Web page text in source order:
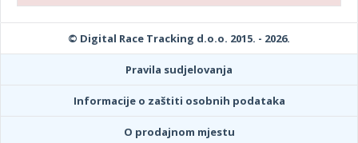
© Digital Race Tracking d.o.o. 2015. - 2026.
Pravila sudjelovanja
Informacije o zaštiti osobnih podataka
O prodajnom mjestu